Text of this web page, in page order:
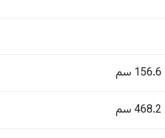
156.6 سم
468.2 سم